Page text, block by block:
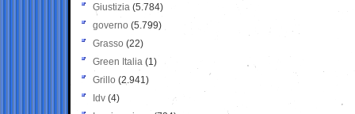
Giustizia (5.784)
governo (5.799)
Grasso (22)
Green Italia (1)
Grillo (2.941)
Idv (4)